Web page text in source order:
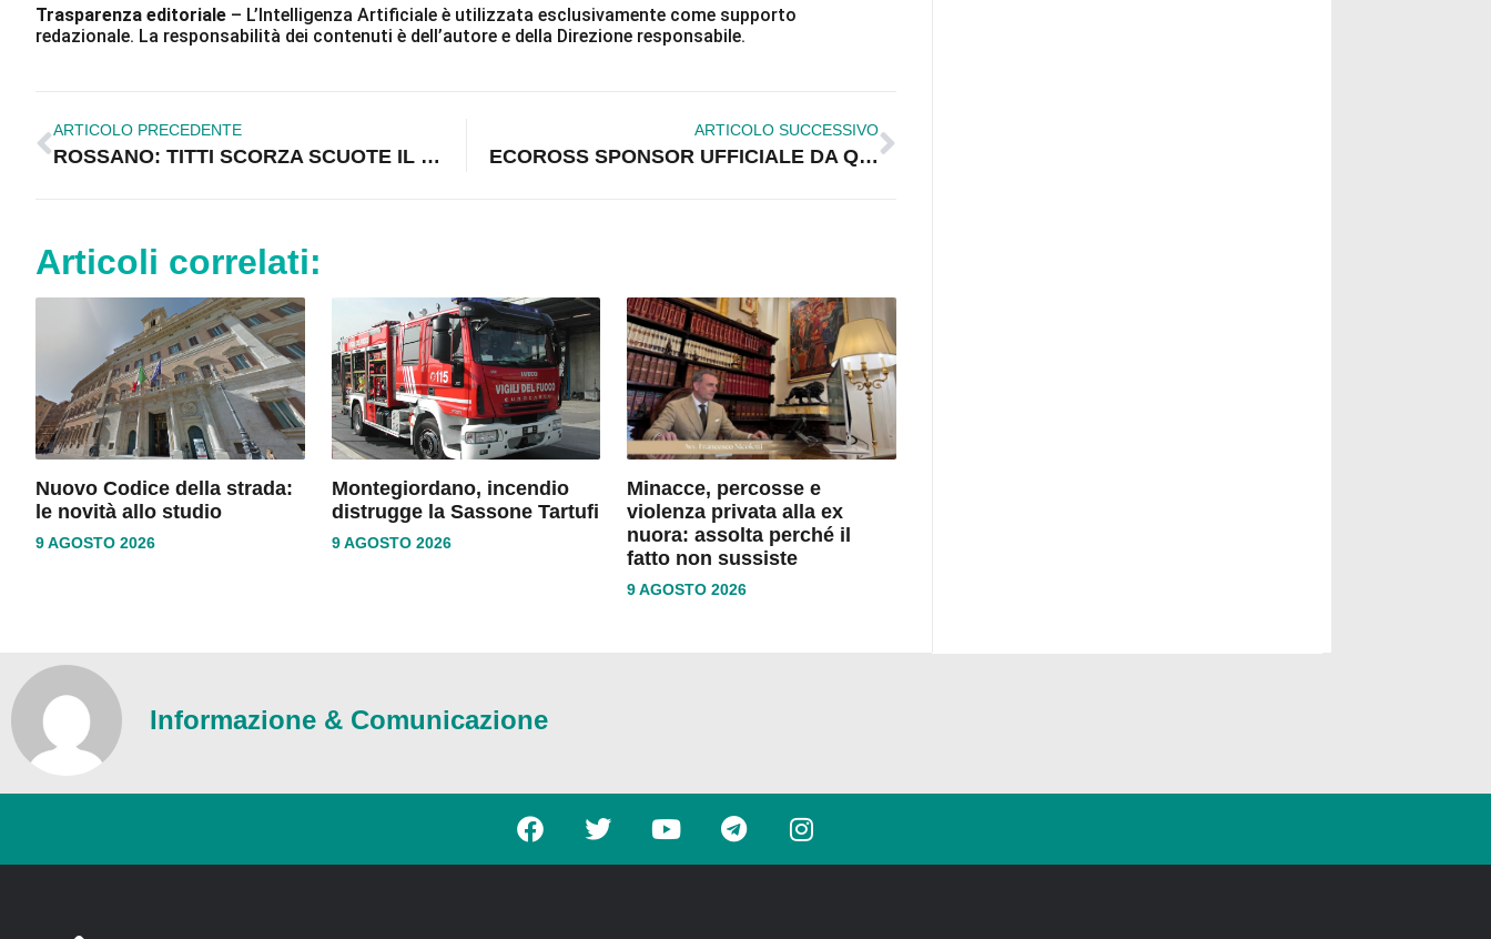
Trasparenza editoriale – L’Intelligenza Artificiale è utilizzata esclusivamente come supporto
redazionale. La responsabilità dei contenuti è dell’autore e della Direzione responsabile.
ARTICOLO PRECEDENTE
ROSSANO: TITTI SCORZA SCUOTE IL PD
ARTICOLO SUCCESSIVO
ECOROSS SPONSOR UFFICIALE DA QUATTRO ANNI, NESSUN “FATTO STRANO” MA SOLO ATTENZIONE AL TERRITORIO
Articoli correlati:
Nuovo Codice della strada:
le novità allo studio
9 AGOSTO 2026
Montegiordano, incendio
distrugge la Sassone Tartufi
9 AGOSTO 2026
Minacce, percosse e
violenza privata alla ex
nuora: assolta perché il
fatto non sussiste
9 AGOSTO 2026
Informazione & Comunicazione